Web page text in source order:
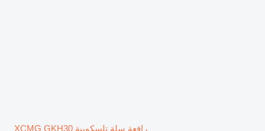
رافعة سلة تلسكوبية XCMG GKH30